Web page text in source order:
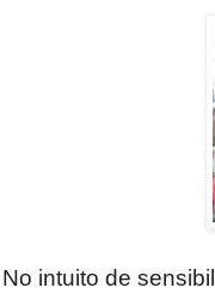
No intuito de